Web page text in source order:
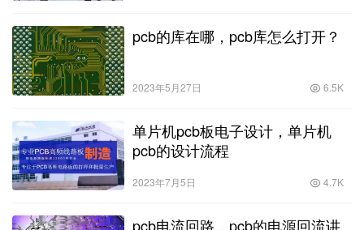
pcb的库在哪，pcb库怎么打开？
2023年5月27日 6.5K
单片机pcb板电子设计，单片机
pcb的设计流程
2023年7月5日 4.7K
pcb电流回路，pcb的电源回流讲